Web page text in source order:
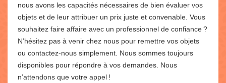
nous avons les capacités nécessaires de bien évaluer vos
objets et de leur attribuer un prix juste et convenable. Vous
souhaitez faire affaire avec un professionnel de confiance ?
N’hésitez pas à venir chez nous pour remettre vos objets
ou contactez-nous simplement. Nous sommes toujours
disponibles pour répondre à vos demandes. Nous
n’attendons que votre appel !